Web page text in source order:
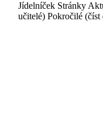
Jídelníček Stránky
učitelé) Pokročilé (číst